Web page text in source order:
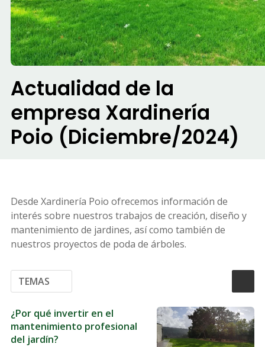
Contacto
676 603 600 Whatsapp
Actualidad de la
empresa Xardinería
Poio (Diciembre/2024)
Desde Xardinería Poio ofrecemos información de
interés sobre nuestros trabajos de creación, diseño y
mantenimiento de jardines, así como también de
nuestros proyectos de poda de árboles.
TEMAS
¿Por qué invertir en el
mantenimiento profesional
del jardín?